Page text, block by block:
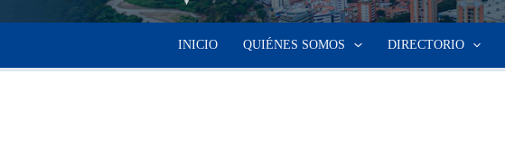
INICIO QUIÉNES SOMOS DIRECTORIO